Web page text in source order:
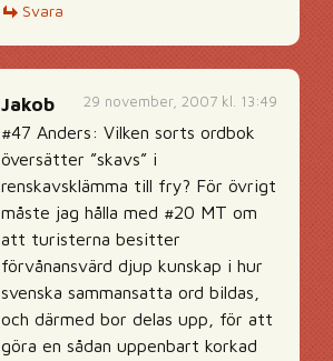
Svara
29 november, 2007 kl. 13:49
Jakob
#47 Anders: Vilken sorts ordbok
översätter ”skavs” i
renskavsklämma till fry? För övrigt
måste jag hålla med #20 MT om
att turisterna besitter
förvånansvärd djup kunskap i hur
svenska sammansatta ord bildas,
och därmed bor delas upp, för att
göra en sådan uppenbart korkad